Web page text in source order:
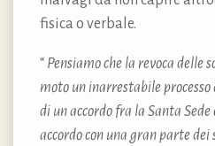
fisica o verbale.
“ Pensiamo che la revoca delle
moto un inarrestabile
di un accordo fra la Santa Sede
accordo con una gran parte